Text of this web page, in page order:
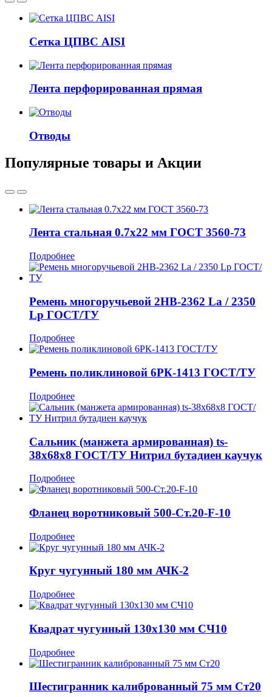
Сетка ЦПВС AISI
Лента перфорированная прямая
Отводы
Популярные товары и Акции
Лента стальная 0.7x22 мм ГОСТ 3560-73
Подробнее
Ремень многоручьевой 2НВ-2362 La / 2350
Lp ГОСТ/ТУ
Подробнее
Ремень поликлиновой 6РК-1413 ГОСТ/ТУ
Подробнее
Сальник (манжета армированная) ts-
38x68x8 ГОСТ/ТУ Нитрил бутадиен каучук
Подробнее
Фланец воротниковый 500-Ст.20-F-10
Подробнее
Круг чугунный 180 мм АЧК-2
Подробнее
Квадрат чугунный 130x130 мм СЧ10
Подробнее
Шестигранник калиброванный 75 мм Ст20